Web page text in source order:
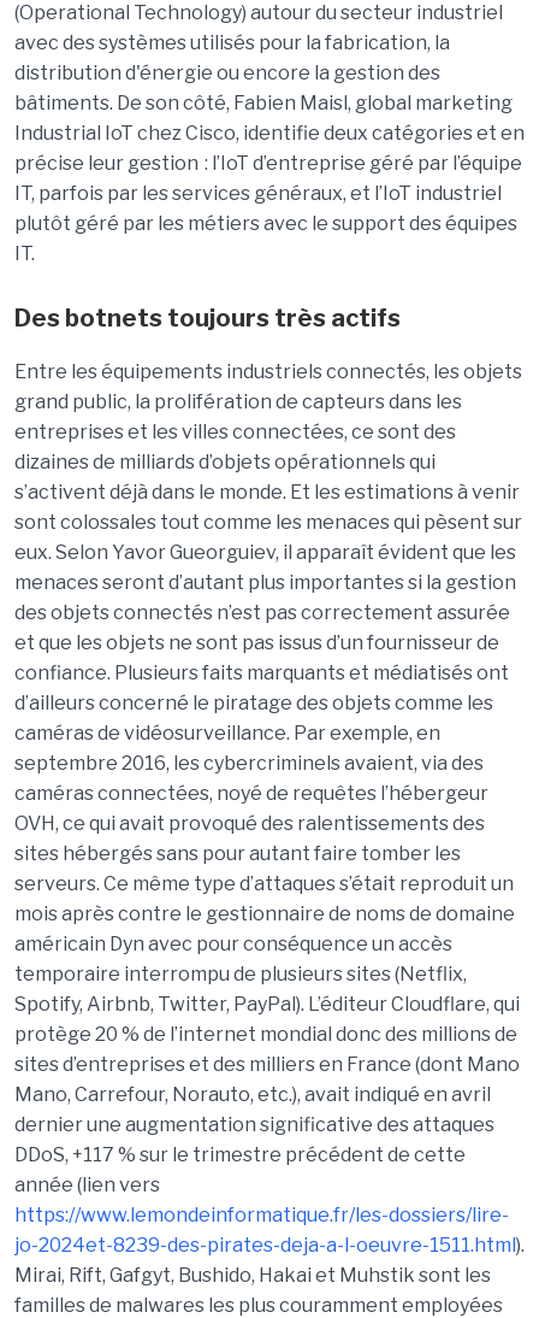
(Operational Technology) autour du secteur industriel
avec des systèmes utilisés pour la fabrication, la
distribution d'énergie ou encore la gestion des
bâtiments. De son côté, Fabien Maisl, global marketing
Industrial IoT chez Cisco, identifie deux catégories et en
précise leur gestion : l’IoT d’entreprise géré par l’équipe
IT, parfois par les services généraux, et l’IoT industriel
plutôt géré par les métiers avec le support des équipes
IT.
Des botnets toujours très actifs
Entre les équipements industriels connectés, les objets
grand public, la prolifération de capteurs dans les
entreprises et les villes connectées, ce sont des
dizaines de milliards d’objets opérationnels qui
s’activent déjà dans le monde. Et les estimations à venir
sont colossales tout comme les menaces qui pèsent sur
eux. Selon Yavor Gueorguiev, il apparaît évident que les
menaces seront d’autant plus importantes si la gestion
des objets connectés n’est pas correctement assurée
et que les objets ne sont pas issus d’un fournisseur de
confiance. Plusieurs faits marquants et médiatisés ont
d’ailleurs concerné le piratage des objets comme les
caméras de vidéosurveillance. Par exemple, en
septembre 2016, les cybercriminels avaient, via des
caméras connectées, noyé de requêtes l’hébergeur
OVH, ce qui avait provoqué des ralentissements des
sites hébergés sans pour autant faire tomber les
serveurs. Ce même type d’attaques s’était reproduit un
mois après contre le gestionnaire de noms de domaine
américain Dyn avec pour conséquence un accès
temporaire interrompu de plusieurs sites (Netflix,
Spotify, Airbnb, Twitter, PayPal). L’éditeur Cloudflare, qui
protège 20 % de l’internet mondial donc des millions de
sites d’entreprises et des milliers en France (dont Mano
Mano, Carrefour, Norauto, etc.), avait indiqué en avril
dernier une augmentation significative des attaques
DDoS, +117 % sur le trimestre précédent de cette
année (lien vers
https://www.lemondeinformatique.fr/les-dossiers/lire-
jo-2024et-8239-des-pirates-deja-a-l-oeuvre-1511.html).
Mirai, Rift, Gafgyt, Bushido, Hakai et Muhstik sont les
familles de malwares les plus couramment employées